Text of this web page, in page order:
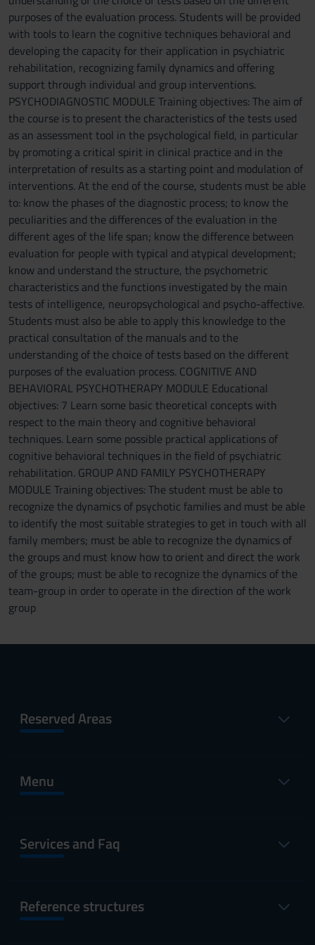
purposes of the evaluation process. Students will be provided
with tools to learn the cognitive techniques behavioral and
developing the capacity for their application in psychiatric
rehabilitation, recognizing family dynamics and offering
support through individual and group interventions.
PSYCHODIAGNOSTIC MODULE Training objectives: The aim of
the course is to present the characteristics of the tests used
as an assessment tool in the psychological field, in particular
by promoting a critical spirit in clinical practice and in the
interpretation of results as a starting point and modulation of
interventions. At the end of the course, students must be able
to: know the phases of the diagnostic process; to know the
peculiarities and the differences of the evaluation in the
different ages of the life span; know the difference between
evaluation for people with typical and atypical development;
know and understand the structure, the psychometric
characteristics and the functions investigated by the main
tests of intelligence, neuropsychological and psycho-affective.
Students must also be able to apply this knowledge to the
practical consultation of the manuals and to the
understanding of the choice of tests based on the different
purposes of the evaluation process. COGNITIVE AND
BEHAVIORAL PSYCHOTHERAPY MODULE Educational
objectives: 7 Learn some basic theoretical concepts with
respect to the main theory and cognitive behavioral
techniques. Learn some possible practical applications of
cognitive behavioral techniques in the field of psychiatric
rehabilitation. GROUP AND FAMILY PSYCHOTHERAPY
MODULE Training objectives: The student must be able to
recognize the dynamics of psychotic families and must be able
to identify the most suitable strategies to get in touch with all
family members; must be able to recognize the dynamics of
the groups and must know how to orient and direct the work
of the groups; must be able to recognize the dynamics of the
team-group in order to operate in the direction of the work
group
Reserved Areas
Menu
Services and Faq
Reference structures